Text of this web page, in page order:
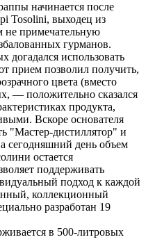
начинается после
Tosolini, выходец из
не примечательную
гурманов.
использовать
прием позволил получить,
цвета (вместо
— положительно сказался
продукта,
Вскоре основателя
"Мастер-дистиллятор" и
сегодняшний день объем
остается
поддерживать
подход к каждой
коллекционный
разработан 19
в 500-литровых